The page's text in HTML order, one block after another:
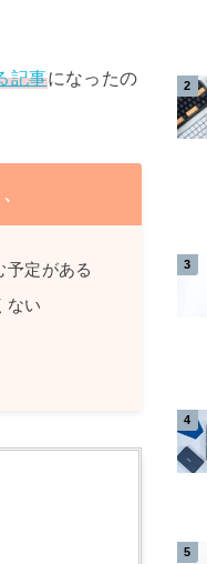
記事になったの
予定がある
ない